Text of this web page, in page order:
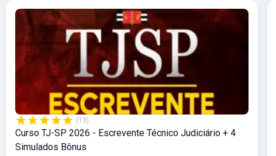
(13)
Curso TJ-SP 2026 - Escrevente Técnico Judiciário + 4
Simulados Bônus